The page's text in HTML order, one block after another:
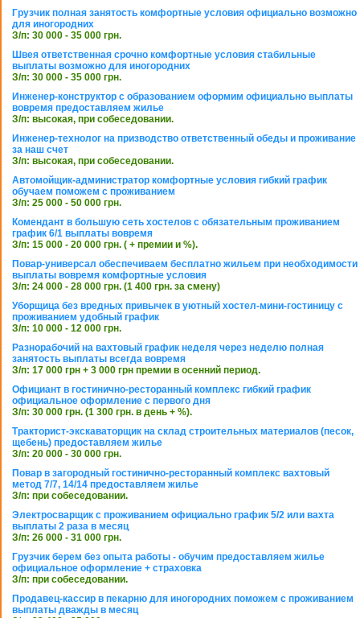
Грузчик полная занятость комфортные условия официально возможно
для иногородних
З/п: 30 000 - 35 000 грн.
Швея ответственная срочно комфортные условия стабильные
выплаты возможно для иногородних
З/п: 30 000 - 35 000 грн.
Инженер-конструктор с образованием оформим официально выплаты
вовремя предоставляем жилье
З/п: высокая, при собеседовании.
Инженер-технолог на призводство ответственный обеды и проживание
за наш счет
З/п: высокая, при собеседовании.
Автомойщик-администратор комфортные условия гибкий график
обучаем поможем с проживанием
З/п: 25 000 - 50 000 грн.
Комендант в большую сеть хостелов с обязательным проживанием
график 6/1 выплаты вовремя
З/п: 15 000 - 20 000 грн. ( + премии и %).
Повар-универсал обеспечиваем бесплатно жильем при необходимости
выплаты вовремя комфортные условия
З/п: 24 000 - 28 000 грн. (1 400 грн. за смену)
Уборщица без вредных привычек в уютный хостел-мини-гостиницу с
проживанием удобный график
З/п: 10 000 - 12 000 грн.
Разнорабочий на вахтовый график неделя через неделю полная
занятость выплаты всегда вовремя
З/п: 17 000 грн + 3 000 грн премии в осенний период.
Официант в гостинично-ресторанный комплекс гибкий график
официальное оформление с первого дня
З/п: 30 000 грн. (1 300 грн. в день + %).
Тракторист-экскаваторщик на склад строительных материалов (песок,
щебень) предоставляем жилье
З/п: 20 000 - 30 000 грн.
Повар в загородный гостинично-ресторанный комплекс вахтовый
метод 7/7, 14/14 предоставляем жилье
З/п: при собеседовании.
Электросварщик с проживанием официально график 5/2 или вахта
выплаты 2 раза в месяц
З/п: 26 000 - 31 000 грн.
Грузчик берем без опыта работы - обучим предоставляем жилье
официальное оформление + страховка
З/п: при собеседовании.
Продавец-кассир в пекарню для иногородних поможем с проживанием
выплаты дважды в месяц